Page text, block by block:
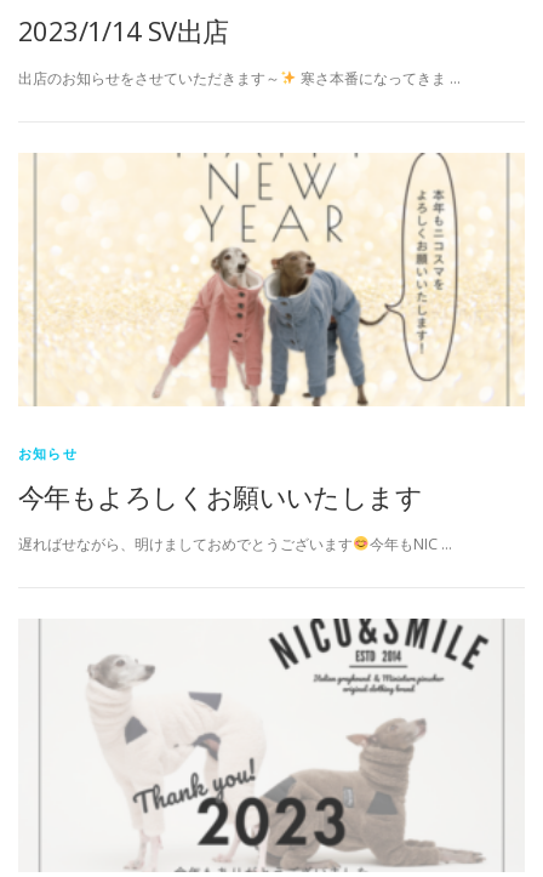
2023/1/14 SV出店
出店のお知らせをさせていただきます～ 寒さ本番になってきま …
お知らせ
今年もよろしくお願いいたします
遅ればせながら、明けましておめでとうございます 今年もNIC …